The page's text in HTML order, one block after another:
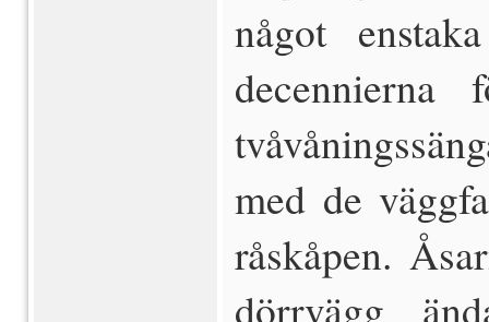
något
decennierna
med de
råskåpen.
dörrvägg